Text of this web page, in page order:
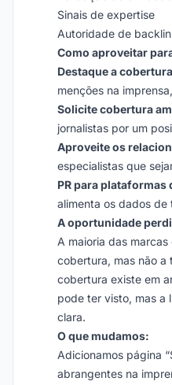
Sinais de expertise
Autoridade de
Como aproveitar
Destaque a
menções na
Solicite cobertura
jornalistas por um
Aproveite os
especialistas que
PR para plataformas
alimenta os dados de
A oportunidade
A maioria das
cobertura, mas não a
cobertura existe em
pode ter visto, mas a
clara.
O que mudamos:
Adicionamos página
abrangentes na